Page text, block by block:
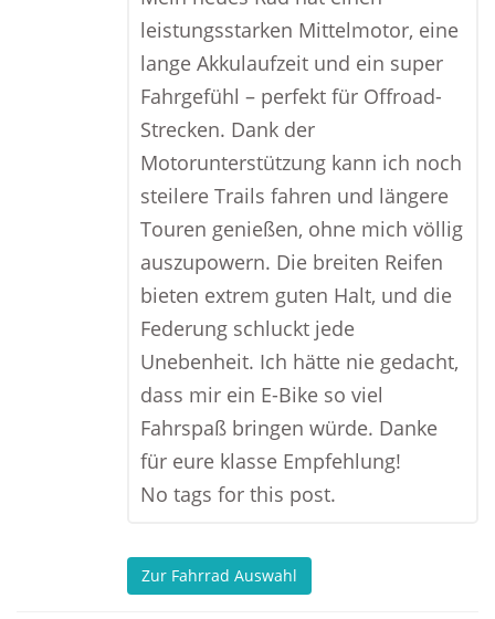
leistungsstarken Mittelmotor, eine
lange Akkulaufzeit und ein super
Fahrgefühl – perfekt für Offroad-
Strecken. Dank der
Motorunterstützung kann ich noch
steilere Trails fahren und längere
Touren genießen, ohne mich völlig
auszupowern. Die breiten Reifen
bieten extrem guten Halt, und die
Federung schluckt jede
Unebenheit. Ich hätte nie gedacht,
dass mir ein E-Bike so viel
Fahrspaß bringen würde. Danke
für eure klasse Empfehlung!
No tags for this post.
Zur Fahrrad Auswahl